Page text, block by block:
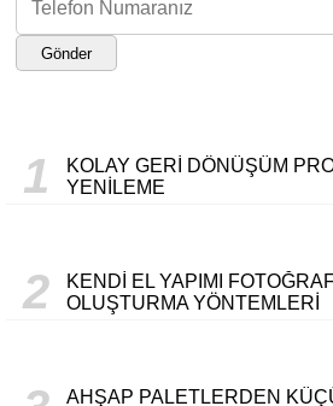
Gönder
1
KOLAY GERI DÖNÜŞÜM
YENILEME
2
KENDI EL YAPIMI
OLUŞTURMA YÖNTEMLERI
AHŞAP PALETLERDEN